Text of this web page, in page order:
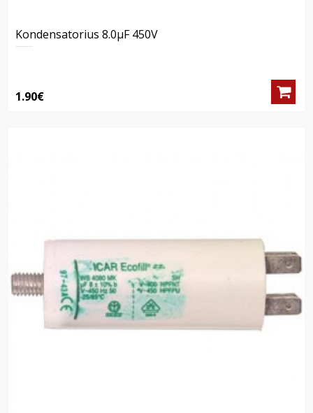
Kondensatorius 8.0μF 450V
1.90€